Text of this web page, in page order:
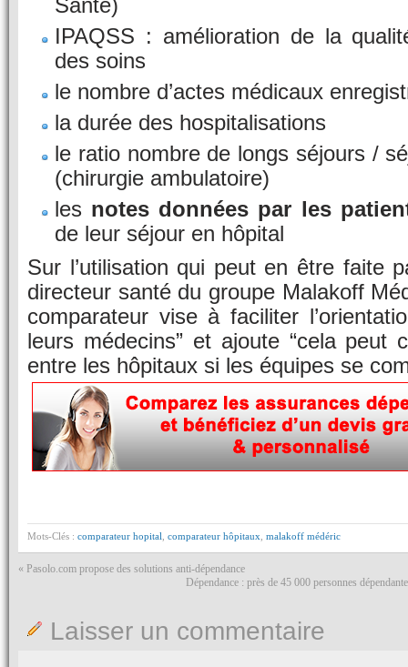
Santé)
IPAQSS : amélioration de la
des soins
le nombre d’actes médicaux
la durée des hospitalisations
le ratio nombre de longs séjours /
(chirurgie ambulatoire)
les notes données par les
de leur séjour en hôpital
Sur l’utilisation qui peut en être faite
directeur santé du groupe Malakoff
comparateur vise à faciliter
leurs médecins” et ajoute “cela peut
entre les hôpitaux si les équipes se
Mots-Clés : comparateur hopital comparateur hôpitaux malakoff médéric
« Pasolo.com propose des solutions anti-dépendance
Dépendance : près de 45 000 personnes
Laisser un commentaire